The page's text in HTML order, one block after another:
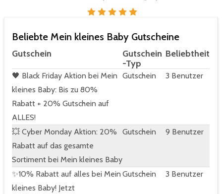
Beliebte Mein kleines Baby Gutscheine
Gutschein
Gutschein
-Typ
Beliebtheit
🖤 Black Friday Aktion bei Mein
kleines Baby: Bis zu 80%
Rabatt + 20% Gutschein auf
ALLES!
Gutschein 3 Benutzer
💥 Cyber Monday Aktion: 20%
Rabatt auf das gesamte
Sortiment bei Mein kleines Baby
Gutschein 9 Benutzer
✨10% Rabatt auf alles bei Mein
kleines Baby! Jetzt
Gutschein 3 Benutzer